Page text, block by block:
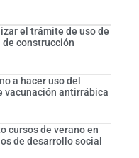
el trámite de uso de
construcción
a hacer uso del
vacunación antirrábica
cursos de verano en
de desarrollo social